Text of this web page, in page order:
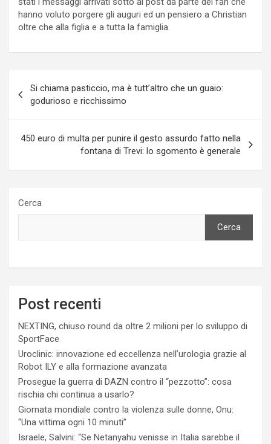
hanno voluto porgere gli auguri ed un pensiero a Christian
oltre che alla figlia e a tutta la famiglia.
articoli
Si chiama pasticcio, ma è tutt’altro che un guaio:
godurioso e ricchissimo
450 euro di multa per punire il gesto assurdo fatto nella
fontana di Trevi: lo sgomento è generale
Cerca
Cerca
Post recenti
NEXTING, chiuso round da oltre 2 milioni per lo sviluppo di
SportFace
Uroclinic: innovazione ed eccellenza nell’urologia grazie al
Robot ILY e alla formazione avanzata
Prosegue la guerra di DAZN contro il “pezzotto”: cosa
rischia chi continua a usarlo?
Giornata mondiale contro la violenza sulle donne, Onu:
“Una vittima ogni 10 minuti”
Israele, Salvini: “Se Netanyahu venisse in Italia sarebbe il